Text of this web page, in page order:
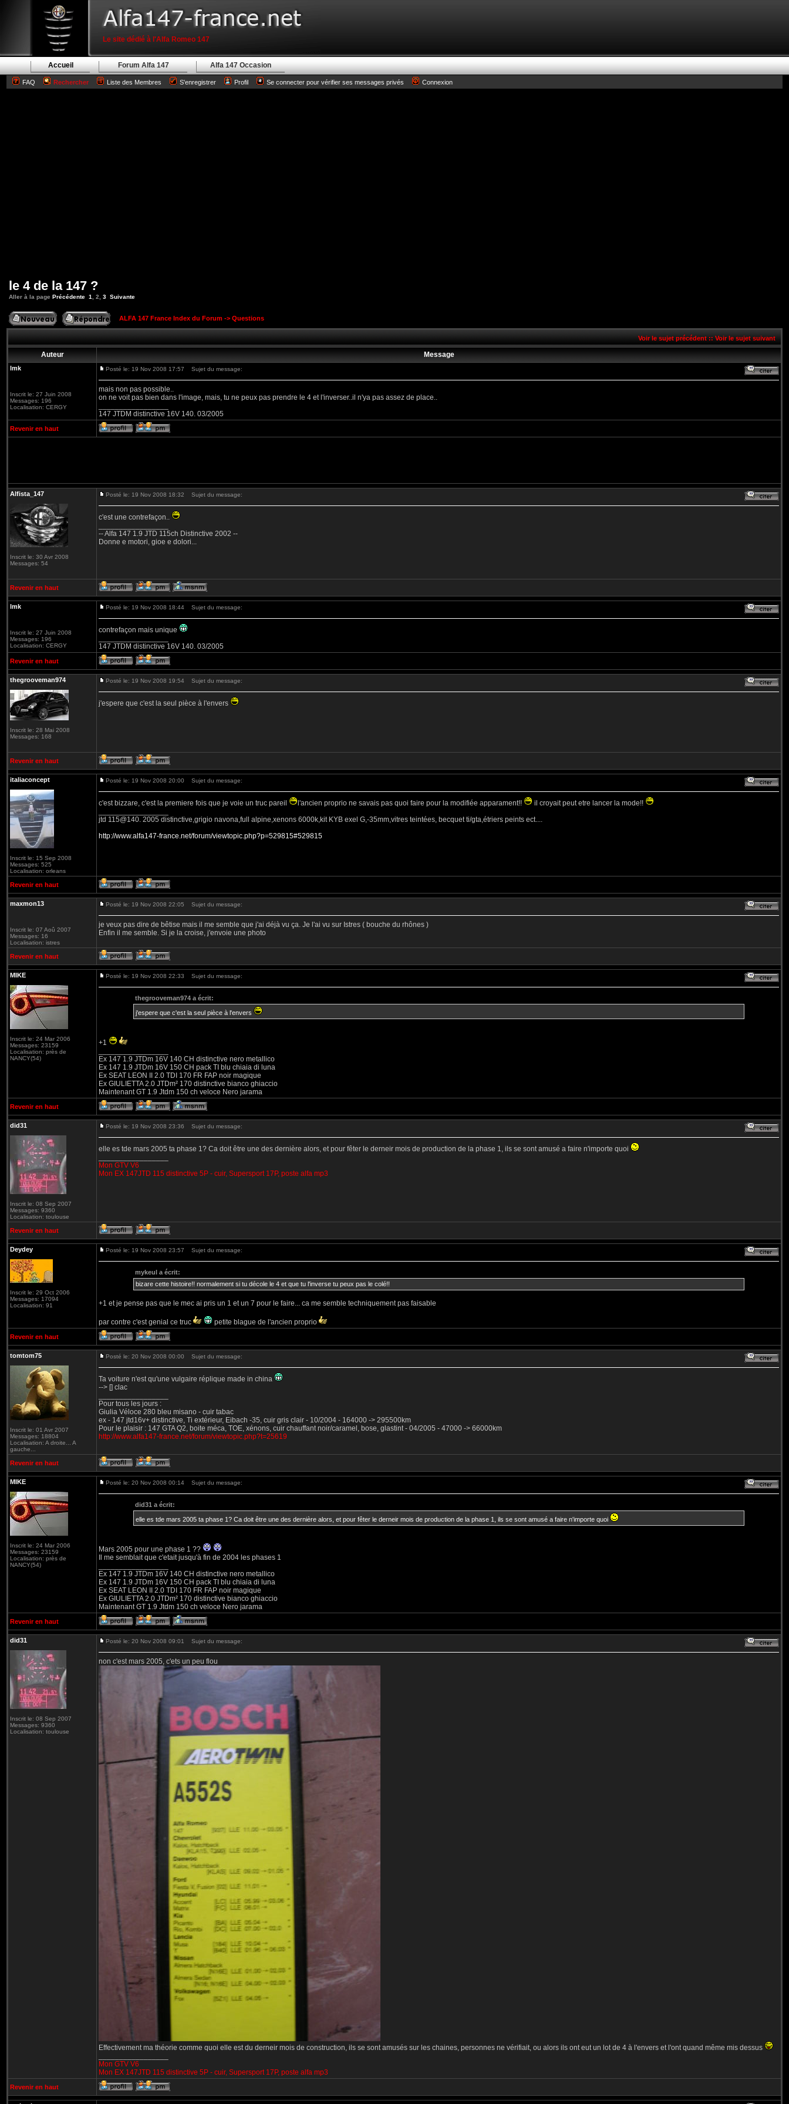
Le site dédié à l'Alfa Romeo 147
Accueil Forum Alfa 147 Alfa 147 Occasion
FAQ Rechercher Liste des Membres S'enregistrer Profil Se connecter pour vérifier ses messages privés Connexion
le 4 de la 147 ?
Aller à la page Précédente 1 2 3 Suivante
ALFA 147 France Index du Forum -> Questions
Voir le sujet précédent :: Voir le sujet suivant
Auteur Message
lmk
Inscrit le: 27 Juin 2008
Messages: 196
Localisation: CERGY
Posté le: 19 Nov 2008 17:57 Sujet du message:
mais non pas possible..
on ne voit pas bien dans l'image, mais, tu ne peux pas prendre le 4 et l'inverser..il n'ya pas assez de place..
147 JTDM distinctive 16V 140. 03/2005
Revenir en haut
Alfista_147
Inscrit le: 30 Avr 2008
Messages: 54
Posté le: 19 Nov 2008 18:32 Sujet du message:
c'est une contrefaçon..
-- Alfa 147 1.9 JTD 115ch Distinctive 2002 --
Donne e motori, gioe e dolori...
Revenir en haut
lmk
Inscrit le: 27 Juin 2008
Messages: 196
Localisation: CERGY
Posté le: 19 Nov 2008 18:44 Sujet du message:
contrefaçon mais unique
147 JTDM distinctive 16V 140. 03/2005
Revenir en haut
thegrooveman974
Inscrit le: 28 Mai 2008
Messages: 168
Posté le: 19 Nov 2008 19:54 Sujet du message:
j'espere que c'est la seul pièce à l'envers
Revenir en haut
italiaconcept
Inscrit le: 15 Sep 2008
Messages: 525
Localisation: orleans
Posté le: 19 Nov 2008 20:00 Sujet du message:
c'est bizzare, c'est la premiere fois que je voie un truc pareil l'ancien proprio ne savais pas quoi faire pour la modifiée apparament!!
il croyait peut etre lancer la mode!!
jtd 115@140. 2005 distinctive,grigio navona,full alpine,xenons 6000k,kit KYB exel G,-35mm,vitres teintées, becquet ti/gta,étriers peints ect....
http://www.alfa147-france.net/forum/viewtopic.php?p=529815#529815
Revenir en haut
maxmon13
Inscrit le: 07 Aoû 2007
Messages: 16
Localisation: istres
Posté le: 19 Nov 2008 22:05 Sujet du message:
je veux pas dire de bêtise mais il me semble que j'ai déjà vu ça. Je l'ai vu sur Istres ( bouche du rhônes )
Enfin il me semble. Si je la croise, j'envoie une photo
Revenir en haut
MIKE
Inscrit le: 24 Mar 2006
Messages: 23159
Localisation: près de
NANCY(54)
Posté le: 19 Nov 2008 22:33 Sujet du message:
thegrooveman974 a écrit:
j'espere que c'est la seul pièce à l'envers
+1
Ex 147 1.9 JTDm 16V 140 CH distinctive nero metallico
Ex 147 1.9 JTDm 16V 150 CH pack TI blu chiaia di luna
Ex SEAT LEON II 2.0 TDI 170 FR FAP noir magique
Ex GIULIETTA 2.0 JTDm² 170 distinctive bianco ghiaccio
Maintenant GT 1.9 Jtdm 150 ch veloce Nero jarama
Revenir en haut
did31
Inscrit le: 08 Sep 2007
Messages: 9360
Localisation: toulouse
Posté le: 19 Nov 2008 23:36 Sujet du message:
elle es tde mars 2005 ta phase 1? Ca doit être une des dernière alors, et pour fêter le derneir mois de production de la phase 1, ils se sont amusé a faire n'importe quoi
Mon GTV V6
Mon EX 147JTD 115 distinctive 5P - cuir, Supersport 17P, poste alfa mp3
Revenir en haut
Deydey
Inscrit le: 29 Oct 2006
Messages: 17094
Localisation: 91
Posté le: 19 Nov 2008 23:57 Sujet du message:
mykeul a écrit:
bizare cette histoire!! normalement si tu décole le 4 et que tu l'inverse tu peux pas le colé!!
+1 et je pense pas que le mec ai pris un 1 et un 7 pour le faire... ca me semble techniquement pas faisable
par contre c'est genial ce truc petite blague de l'ancien proprio
Revenir en haut
tomtom75
Inscrit le: 01 Avr 2007
Messages: 18804
Localisation: A droite... A
gauche...
Posté le: 20 Nov 2008 00:00 Sujet du message:
Ta voiture n'est qu'une vulgaire réplique made in china
--> [] clac
Pour tous les jours :
Giulia Véloce 280 bleu misano - cuir tabac
ex - 147 jtd16v+ distinctive, Ti extérieur, Eibach -35, cuir gris clair - 10/2004 - 164000 -> 295500km
Pour le plaisir : 147 GTA Q2, boite méca, TOE, xénons, cuir chauffant noir/caramel, bose, glastint - 04/2005 - 47000 -> 66000km
http://www.alfa147-france.net/forum/viewtopic.php?t=25619
Revenir en haut
MIKE
Inscrit le: 24 Mar 2006
Messages: 23159
Localisation: près de
NANCY(54)
Posté le: 20 Nov 2008 00:14 Sujet du message:
did31 a écrit:
elle es tde mars 2005 ta phase 1? Ca doit être une des dernière alors, et pour fêter le derneir mois de production de la phase 1, ils se sont amusé a faire n'importe quoi
Mars 2005 pour une phase 1 ??
Il me semblait que c'etait jusqu'à fin de 2004 les phases 1
Ex 147 1.9 JTDm 16V 140 CH distinctive nero metallico
Ex 147 1.9 JTDm 16V 150 CH pack TI blu chiaia di luna
Ex SEAT LEON II 2.0 TDI 170 FR FAP noir magique
Ex GIULIETTA 2.0 JTDm² 170 distinctive bianco ghiaccio
Maintenant GT 1.9 Jtdm 150 ch veloce Nero jarama
Revenir en haut
did31
Inscrit le: 08 Sep 2007
Messages: 9360
Localisation: toulouse
Posté le: 20 Nov 2008 09:01 Sujet du message:
non c'est mars 2005, c'ets un peu flou
Effectivement ma théorie comme quoi elle est du derneir mois de construction, ils se sont amusés sur les chaines, personnes ne vérifiait, ou alors ils ont eut un lot de 4 à l'envers et l'ont quand même mis dessus
Mon GTV V6
Mon EX 147JTD 115 distinctive 5P - cuir, Supersport 17P, poste alfa mp3
Revenir en haut